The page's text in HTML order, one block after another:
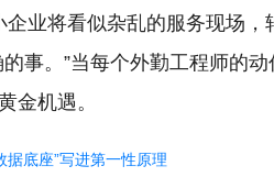
业将看似杂乱的服务现场
事。”当每个外勤工程师的
金机遇。
据底座”写进第一性原理